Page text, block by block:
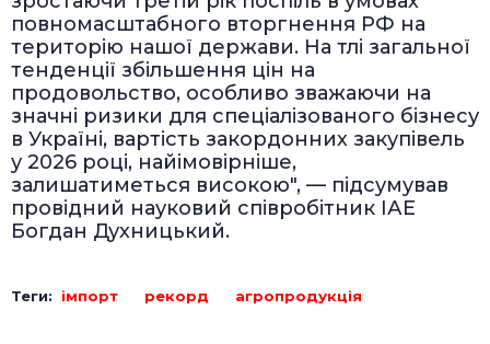
повномасштабного вторгнення РФ на
територію нашої держави. На тлі загальної
тенденції збільшення цін на
продовольство, особливо зважаючи на
значні ризики для спеціалізованого бізнесу
в Україні, вартість закордонних закупівель
у 2026 році, найімовірніше,
залишатиметься високою", — підсумував
провідний науковий співробітник ІАЕ
Богдан Духницький.
Теги: імпорт рекорд агропродукція